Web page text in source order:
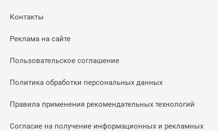
Контакты
Реклама на сайте
Пользовательское соглашение
Политика обработки персональных данных
Правила применения рекомендательных технологий
Согласие на получение информационных и рекламных